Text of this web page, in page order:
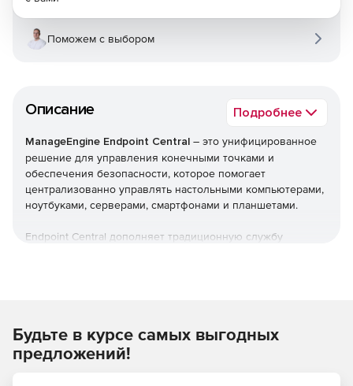
Описание Подробнее
ManageEngine Endpoint Central – это унифицированное
решение для управления конечными точками и
обеспечения безопасности, которое помогает
централизованно управлять настольными компьютерами,
ноутбуками, серверами, смартфонами и планшетами.
Endpoint Central дополняет традиционную службу
образов и развертывание ОС. Кроме того,решение
позволяет управлять активами и лицензиями на ПО,
отслеживать статистику использования ПО, управлять
Поможем с выбором
Будьте в курсе самых выгодных
предложений!